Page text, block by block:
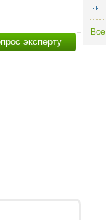
эксперту